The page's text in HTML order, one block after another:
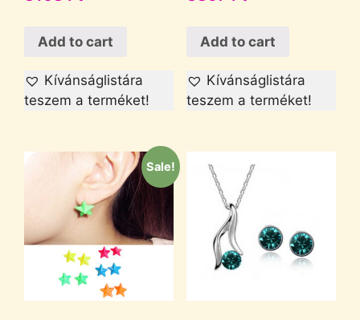
Add to cart
Kívánságlistára
teszem a terméket!
Add to cart
Kívánságlistára
teszem a terméket!
Sale!